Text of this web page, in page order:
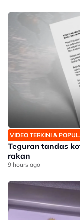
VIDEO TERKINI &
Teguran tandas
rakan
9 hours ago